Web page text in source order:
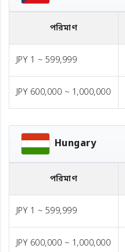
পরিমাণ
JPY 1 ~ 599,999
JPY 600,000 ~ 1,000,000
Hungary
পরিমাণ
JPY 1 ~ 599,999
JPY 600,000 ~ 1,000,000